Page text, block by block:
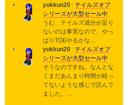
yukkun20 : テイルズオブ
シリーズが大型セール中
うむ…テイルズ成分が足り
ないのは事実なので、やっ
ぱりTOEやるかな…
yukkun20 : テイルズオブ
シリーズが大型セール中
そうなのですね。なんとな
くまだあんまり時間が経っ
てないような感じで読んで
ました。…